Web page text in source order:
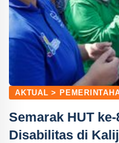
AKTUAL >
Semarak HUT
Disabilitas di